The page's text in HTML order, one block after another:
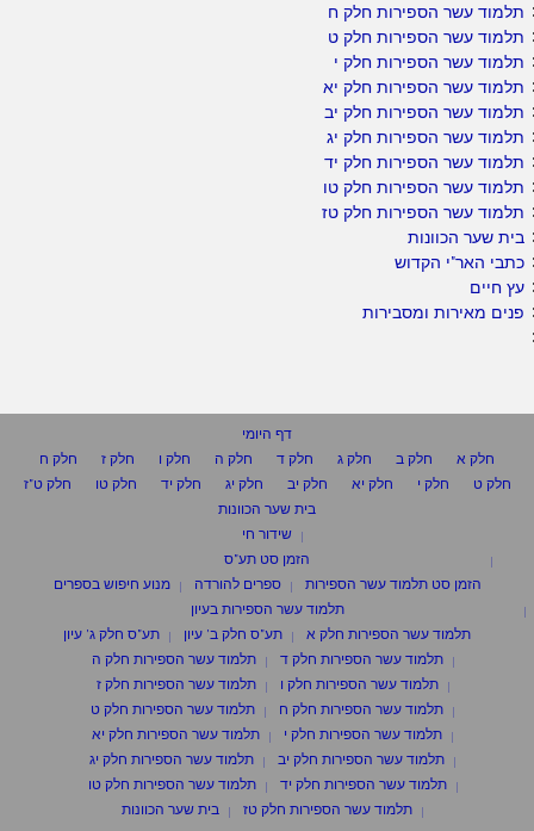
תלמוד עשר הספירות חלק ח
תלמוד עשר הספירות חלק ט
תלמוד עשר הספירות חלק י
תלמוד עשר הספירות חלק יא
תלמוד עשר הספירות חלק יב
תלמוד עשר הספירות חלק יג
תלמוד עשר הספירות חלק יד
תלמוד עשר הספירות חלק טו
תלמוד עשר הספירות חלק טז
בית שער הכוונות
כתבי האר"י הקדוש
עץ חיים
פנים מאירות ומסבירות
דף היומי
חלק א
חלק ב חלק ג חלק ד חלק ה חלק ו חלק ז
חלק ח
חלק ט
חלק י חלק יא חלק יב חלק יג חלק יד חלק טו
חלק ט"ז
בית שער הכוונות
שידור חי
הזמן סט תע"ס
הזמן סט תלמוד עשר הספירות
ספרים להורדה
מנוע חיפוש בספרים
תלמוד עשר הספירות בעיון
תלמוד עשר הספירות חלק א
תע"ס חלק ב' עיון
תע"ס חלק ג' עיון
תלמוד עשר הספירות חלק ד
תלמוד עשר הספירות חלק ה
תלמוד עשר הספירות חלק ו
תלמוד עשר הספירות חלק ז
תלמוד עשר הספירות חלק ח
תלמוד עשר הספירות חלק ט
תלמוד עשר הספירות חלק י
תלמוד עשר הספירות חלק יא
תלמוד עשר הספירות חלק יב
תלמוד עשר הספירות חלק יג
תלמוד עשר הספירות חלק יד
תלמוד עשר הספירות חלק טו
תלמוד עשר הספירות חלק טז
בית שער הכוונות